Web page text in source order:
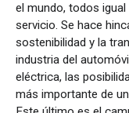
el mundo, todos
servicio. Se hace
sostenibilidad y la
industria del
eléctrica, las
más importante de